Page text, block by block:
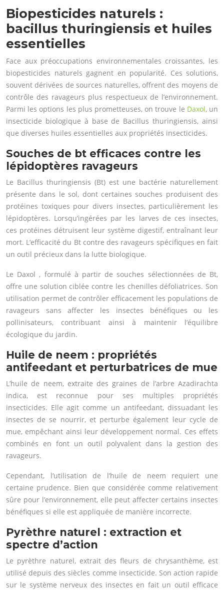
Biopesticides naturels :
bacillus thuringiensis et huiles
essentielles
Face aux préoccupations environnementales croissantes, les
biopesticides naturels gagnent en popularité. Ces solutions,
souvent dérivées de sources naturelles, offrent des moyens de
contrôle des ravageurs plus respectueux de l’environnement.
Parmi les options les plus prometteuses, on trouve le Daxol, un
insecticide biologique à base de Bacillus thuringiensis, ainsi
que diverses huiles essentielles aux propriétés insecticides.
Souches de bt efficaces contre les
lépidoptères ravageurs
Le Bacillus thuringiensis (Bt) est une bactérie naturellement
présente dans le sol, dont certaines souches produisent des
protéines toxiques pour divers insectes, particulièrement les
lépidoptères. Lorsqu’ingérées par les larves de ces insectes,
ces protéines détruisent leur système digestif, entraînant leur
mort. L’efficacité du Bt contre des ravageurs spécifiques en fait
un outil précieux dans la lutte biologique.
Le Daxol , formulé à partir de souches sélectionnées de Bt,
offre une solution ciblée contre les chenilles défoliatrices. Son
utilisation permet de contrôler efficacement les populations de
ravageurs sans affecter les insectes bénéfiques ou les
pollinisateurs, contribuant ainsi à maintenir l’équilibre
écologique du jardin.
Huile de neem : propriétés
antifeedant et perturbatrices de mue
L’huile de neem, extraite des graines de l’arbre Azadirachta
indica, est reconnue pour ses multiples propriétés
insecticides. Elle agit comme un antifeedant, dissuadant les
insectes de se nourrir, et perturbe également leur cycle de
mue, empêchant ainsi leur développement normal. Ces effets
combinés en font un outil polyvalent dans la gestion des
ravageurs.
Cependant, l’utilisation de l’huile de neem requiert une
certaine prudence. Bien que considérée comme relativement
sûre pour l’environnement, elle peut affecter certains insectes
bénéfiques si elle est appliquée de manière incorrecte.
Pyrèthre naturel : extraction et
spectre d’action
Le pyrèthre naturel, extrait des fleurs de chrysanthème, est
utilisé depuis des siècles comme insecticide. Son action rapide
sur le système nerveux des insectes en fait un outil efficace